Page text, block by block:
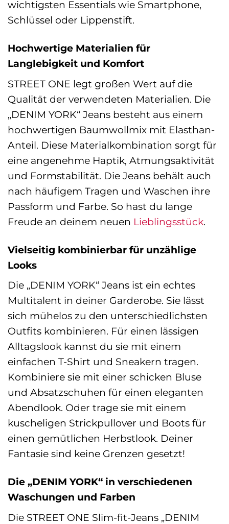
wichtigsten Essentials wie Smartphone,
Schlüssel oder Lippenstift.
Hochwertige Materialien für
Langlebigkeit und Komfort
STREET ONE legt großen Wert auf die
Qualität der verwendeten Materialien. Die
„DENIM YORK“ Jeans besteht aus einem
hochwertigen Baumwollmix mit Elasthan-
Anteil. Diese Materialkombination sorgt für
eine angenehme Haptik, Atmungsaktivität
und Formstabilität. Die Jeans behält auch
nach häufigem Tragen und Waschen ihre
Passform und Farbe. So hast du lange
Freude an deinem neuen Lieblingsstück.
Vielseitig kombinierbar für unzählige
Looks
Die „DENIM YORK“ Jeans ist ein echtes
Multitalent in deiner Garderobe. Sie lässt
sich mühelos zu den unterschiedlichsten
Outfits kombinieren. Für einen lässigen
Alltagslook kannst du sie mit einem
einfachen T-Shirt und Sneakern tragen.
Kombiniere sie mit einer schicken Bluse
und Absatzschuhen für einen eleganten
Abendlook. Oder trage sie mit einem
kuscheligen Strickpullover und Boots für
einen gemütlichen Herbstlook. Deiner
Fantasie sind keine Grenzen gesetzt!
Die „DENIM YORK“ in verschiedenen
Waschungen und Farben
Die STREET ONE Slim-fit-Jeans „DENIM